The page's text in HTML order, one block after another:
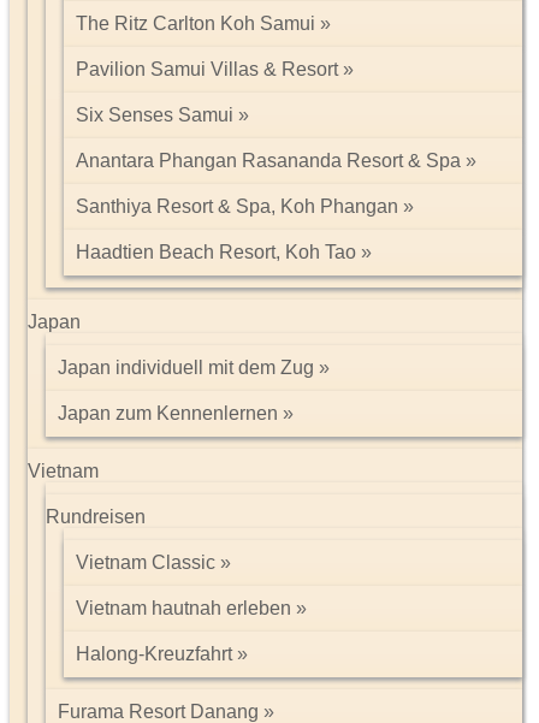
The Ritz Carlton Koh Samui
Pavilion Samui Villas & Resort
Six Senses Samui
Anantara Phangan Rasananda Resort & Spa
Santhiya Resort & Spa, Koh Phangan
Haadtien Beach Resort, Koh Tao
Japan
Japan individuell mit dem Zug
Japan zum Kennenlernen
Vietnam
Rundreisen
Vietnam Classic
Vietnam hautnah erleben
Halong-Kreuzfahrt
Furama Resort Danang